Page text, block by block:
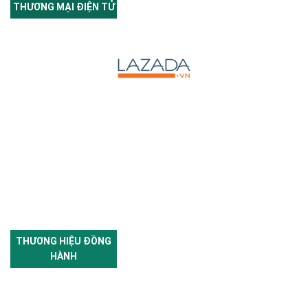
THƯƠNG MẠI ĐIỆN TỬ
THƯƠNG HIỆU ĐỒNG
HÀNH